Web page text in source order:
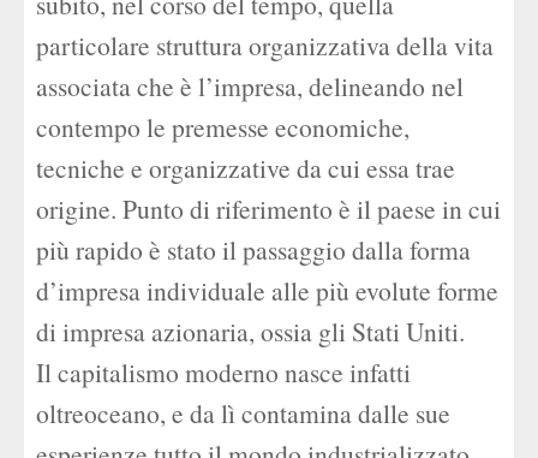
particolare struttura organizzativa della vita
associata che è l’impresa, delineando nel
contempo le premesse economiche,
tecniche e organizzative da cui essa trae
origine. Punto di riferimento è il paese in cui
più rapido è stato il passaggio dalla forma
d’impresa individuale alle più evolute forme
di impresa azionaria, ossia gli Stati Uniti.
Il capitalismo moderno nasce infatti
oltreoceano, e da lì contamina dalle sue